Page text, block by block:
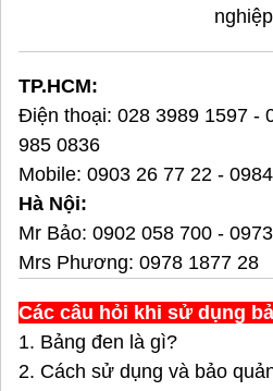
nghiệp
TP.HCM:
Điện thoại: 028 3989 1597 -
985 0836
Mobile: 0903 26 77 22 -
Hà Nội:
Mr Bảo: 0902 058 700 -
Mrs Phương: 0978 1877 28
Các câu hỏi khi sử dụng
1. Bảng đen là gì?
2. Cách sử dụng và bảo